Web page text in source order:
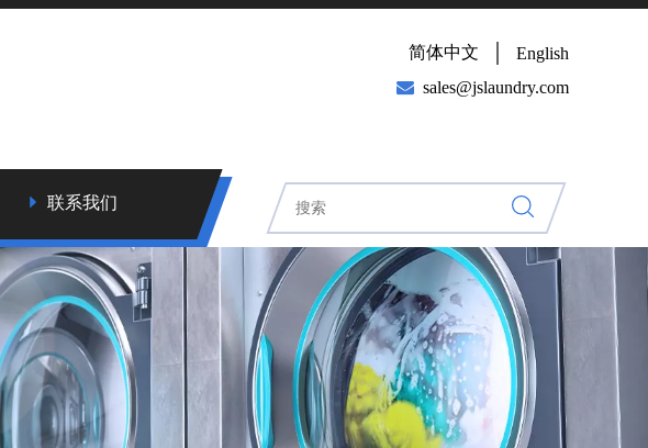
简体中文 English
 sales@jslaundry.com
联系我们